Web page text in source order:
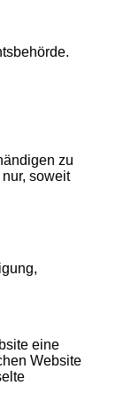
zu
soweit
eine
Website